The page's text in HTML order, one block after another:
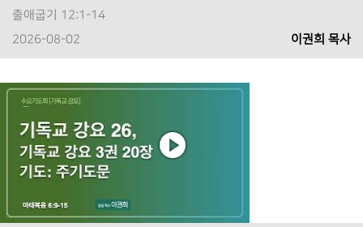
출애굽기 12:1-14
2026-08-02
이권희 목사